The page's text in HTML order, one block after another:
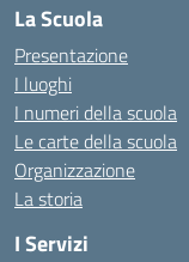
La Scuola
Presentazione
I luoghi
I numeri della scuola
Le carte della scuola
Organizzazione
La storia
I Servizi